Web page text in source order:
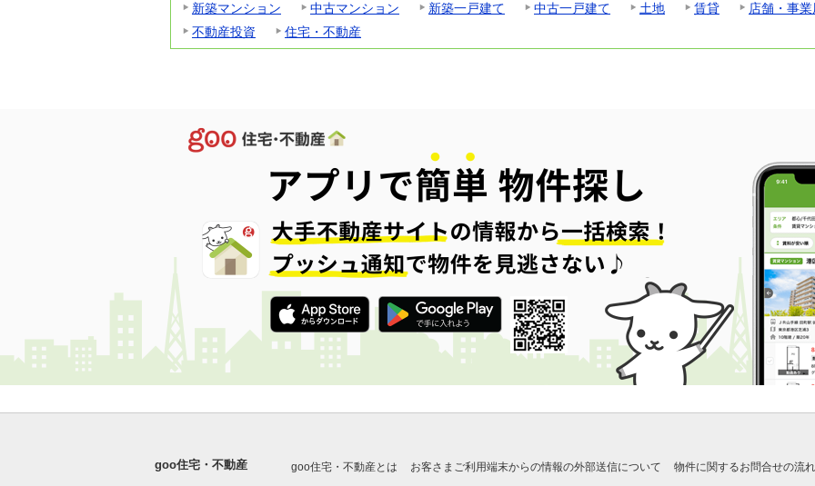
新築マンション
中古マンション 新築一戸建て 中古一戸建て 土地 賃貸
店舗・事業
不動産投資
住宅・不動産
goo住宅・不動産 goo住宅・不動産とは お客さまご利用端末からの情報の外部送信について 物件に関するお問合せの流れ